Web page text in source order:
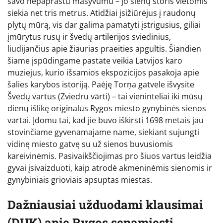
siekia net tris metrus. Atidžiai įsižiūrėjus į raudonų
plytų mūrą, vis dar galima pamatyti įstrigusius, giliai
įmūrytus rusų ir švedų artilerijos sviedinius,
liudijančius apie žiaurias praeities apgultis. Šiandien
šiame įspūdingame pastate veikia Latvijos karo
muziejus, kurio išsamios ekspozicijos pasakoja apie
šalies karybos istoriją. Paėję Torņa gatvele išvysite
Švedų vartus (Zviedru vārti) – tai vieninteliai iki mūsų
dienų išlikę originalūs Rygos miesto gynybinės sienos
vartai. Įdomu tai, kad jie buvo iškirsti 1698 metais jau
stovinčiame gyvenamajame name, siekiant sujungti
vidinę miesto gatvę su už sienos buvusiomis
kareivinėmis. Pasivaikščiojimas pro šiuos vartus leidžia
gyvai įsivaizduoti, kaip atrodė akmeninėmis sienomis ir
gynybiniais grioviais apsuptas miestas.
Dažniausiai užduodami klausimai